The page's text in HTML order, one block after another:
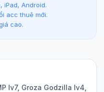
iPad, Android.
acc thuê mới.
cao.
lv7, Groza Godzilla lv4,